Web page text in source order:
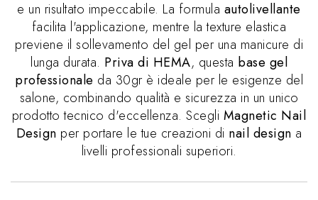
e un risultato impeccabile. La formula autolivellante
facilita l'applicazione, mentre la texture elastica
previene il sollevamento del gel per una manicure di
lunga durata. Priva di HEMA, questa base gel
professionale da 30gr è ideale per le esigenze del
salone, combinando qualità e sicurezza in un unico
prodotto tecnico d'eccellenza. Scegli Magnetic Nail
Design per portare le tue creazioni di nail design a
livelli professionali superiori.